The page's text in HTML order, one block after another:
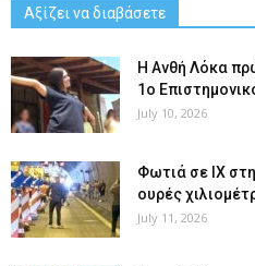
Αξίζει να διαβάσετε
Η Ανθή Λόκα
1ο
July 10, 2026
Φωτιά σε ΙΧ
ουρές
July 11, 2026